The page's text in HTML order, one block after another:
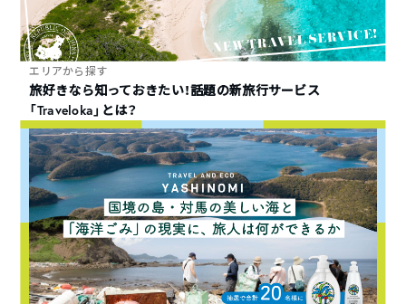
エリアから探す
旅好きなら知っておきたい！話題の新旅行サービス
「Traveloka」とは？